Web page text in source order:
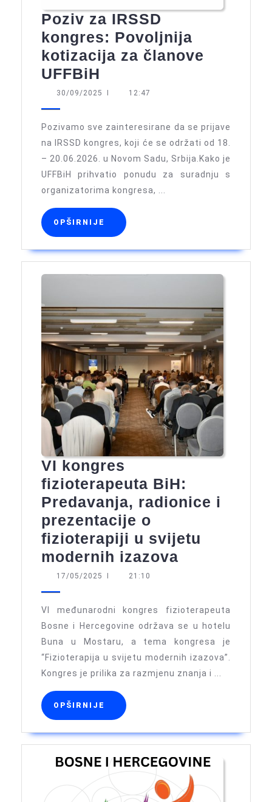
Poziv za IRSSD
kongres: Povoljnija
kotizacija za članove
UFFBiH
za
kongres:
Povoljnija
kotizacija
za
članove
UFFBiH
30/09/2025 30/09/2025
12:47
Pozivamo sve zainteresirane da se prijave
na IRSSD kongres, koji će se održati od 18.
– 20.06.2026. u Novom Sadu, Srbija.Kako je
UFFBiH prihvatio ponudu za suradnju s
organizatorima kongresa, ...
OPŠIRNIJE OPŠIRNIJE
VI kongres
fizioterapeuta BiH:
Predavanja, radionice i
prezentacije o
fizioterapiji u svijetu
modernih izazova
BiH:
Predavanja,
radionice
i
u
svijetu
modernih
izazova
17/05/2025 17/05/2025
I 21:10
VI međunarodni kongres fizioterapeuta
Bosne i Hercegovine održava se u hotelu
Buna u Mostaru, a tema kongresa je
“Fizioterapija u svijetu modernih izazova”.
Kongres je prilika za razmjenu znanja i ...
OPŠIRNIJE OPŠIRNIJE